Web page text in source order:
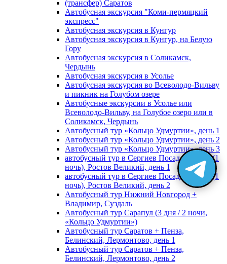
(трансфер) Саратов
Автобусная экскурсия "Коми-пермяцкий
экспресс"
Автобусная экскурсия в Кунгур
Автобусная экскурсия в Кунгур, на Белую
Гору
Автобусная экскурсия в Соликамск,
Чердынь
Автобусная экскурсия в Усолье
Автобусная экскурсия во Всеволодо-Вильву
и пикник на Голубом озере
Автобусные экскурсии в Усолье или
Всеволодо-Вильву, на Голубое озеро или в
Соликамск, Чердынь
Автобусный тур «Кольцо Удмуртии», день 1
Автобусный тур «Кольцо Удмуртии», день 2
Автобусный тур «Кольцо Удмуртии», день 3
автобусный тур в Сергиев Посад, Москву (1
ночь), Ростов Великий, день 1
автобусный тур в Сергиев Посад, Москву (1
ночь), Ростов Великий, день 2
Автобусный тур Нижний Новгород +
Владимир, Суздаль
Автобусный тур Сарапул (3 дня / 2 ночи,
«Кольцо Удмуртии»)
Автобусный тур Саратов + Пенза,
Белинский, Лермонтово, день 1
Автобусный тур Саратов + Пенза,
Белинский, Лермонтово, день 2